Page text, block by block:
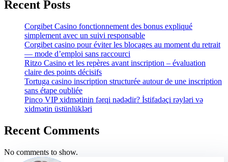
Recent Posts
Corgibet Casino fonctionnement des bonus expliqué
simplement avec un suivi responsable
Corgibet casino pour éviter les blocages au moment du retrait
— mode d’emploi sans raccourci
Ritzo Casino et les repères avant inscription – évaluation
claire des points décisifs
Tortuga casino inscription structurée autour de une inscription
sans étape oubliée
Pinco VIP xidmətinin fərqi nədədir? İstifadəçi rəyləri və
xidmətin üstünlükləri
Recent Comments
No comments to show.